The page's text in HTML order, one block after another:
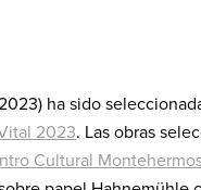
ha sido
2023. Las obras
Cultural